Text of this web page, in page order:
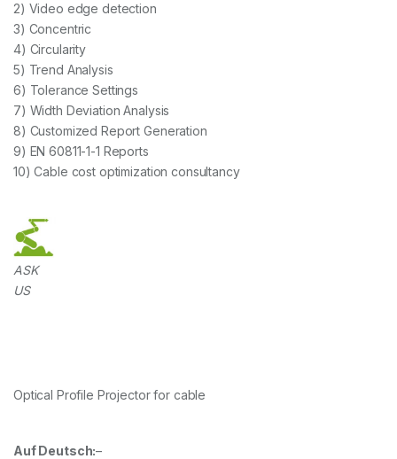
2) Video edge detection
3) Concentric
4) Circularity
5) Trend Analysis
6) Tolerance Settings
7) Width Deviation Analysis
8) Customized Report Generation
9) EN 60811-1-1 Reports
10) Cable cost optimization consultancy
ASK
US
Optical Profile Projector for cable
Auf Deutsch:–